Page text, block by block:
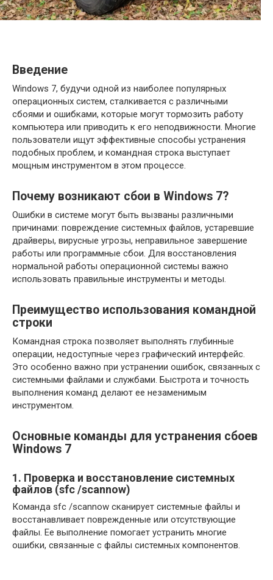
Введение
Windows 7, будучи одной из наиболее популярных
операционных систем, сталкивается с различными
сбоями и ошибками, которые могут тормозить работу
компьютера или приводить к его неподвижности. Многие
пользователи ищут эффективные способы устранения
подобных проблем, и командная строка выступает
мощным инструментом в этом процессе.
Почему возникают сбои в Windows 7?
Ошибки в системе могут быть вызваны различными
причинами: повреждение системных файлов, устаревшие
драйверы, вирусные угрозы, неправильное завершение
работы или программные сбои. Для восстановления
нормальной работы операционной системы важно
использовать правильные инструменты и методы.
Преимущество использования командной
строки
Командная строка позволяет выполнять глубинные
операции, недоступные через графический интерфейс.
Это особенно важно при устранении ошибок, связанных с
системными файлами и службами. Быстрота и точность
выполнения команд делают ее незаменимым
инструментом.
Основные команды для устранения сбоев
Windows 7
1. Проверка и восстановление системных
файлов (sfc /scannow)
Команда sfc /scannow сканирует системные файлы и
восстанавливает поврежденные или отсутствующие
файлы. Ее выполнение помогает устранить многие
ошибки, связанные с файлы системных компонентов.